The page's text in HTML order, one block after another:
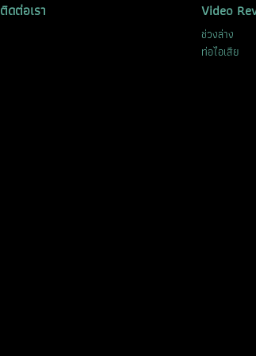
ติดต่อเรา Video
ช่วงล่าง
ท่อไอเสีย